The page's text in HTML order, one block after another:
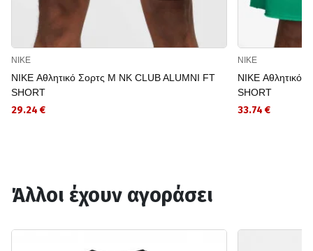
NIKE
NIKE Αθλητικό Σορτς M NK CLUB ALUMNI FT
SHORT
29.24 €
NIKE
NIKE Αθλητικό
SHORT
33.74 €
Άλλοι έχουν αγοράσει